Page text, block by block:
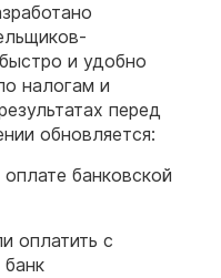
и удобно
налогам и
перед
обновляется:
банковской
оплатить с